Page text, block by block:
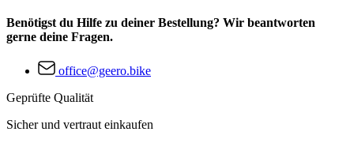
Benötigst du Hilfe zu deiner Bestellung? Wir beantworten
gerne deine Fragen.
office@geero.bike
Geprüfte Qualität
Sicher und vertraut einkaufen